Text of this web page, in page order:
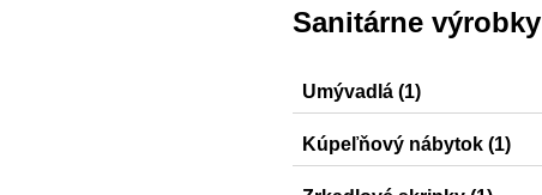
Sanitárne výrobky
Umývadlá (1)
Selnova Square
Kúpeľňový nábytok (1)
Selnova Square